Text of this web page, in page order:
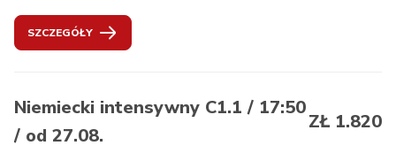
rozróżnianie i rozumienie narodowych wariantów języka
niemieckiego,
prezentacji na dany temat,
wyrażanie własnych przekonań,
stosowanie ze zrozumieniem niemieckich idiomów,
SZCZEGÓŁY
Niemiecki intensywny C1.1 / 17:50
/ od 27.08.
ZŁ 1.820